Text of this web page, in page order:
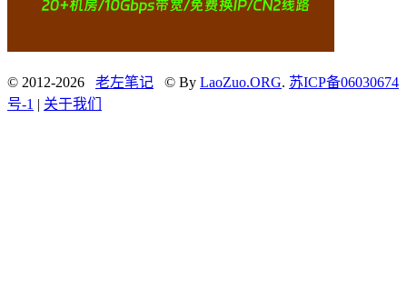
© 2012-2026 老左笔记 © By LaoZuo.ORG. 苏ICP备06030674
号-1 | 关于我们